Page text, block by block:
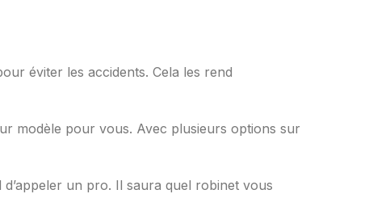
éviter les accidents. Cela les rend
modèle pour vous. Avec plusieurs options sur
un pro. Il saura quel robinet vous